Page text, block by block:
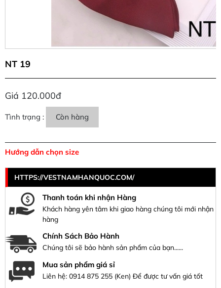
NT 19
Giá 120.000đ
Tình trạng : Còn hàng
Hướng dẫn chọn size
HTTPS://VESTNAMHANQUOC.COM/
Thanh toán khi nhận Hàng
Khách hàng yên tâm khi giao hàng chúng tôi mới nhận
hàng
Chính Sách Bảo Hành
Chúng tôi sẽ bảo hành sản phẩm của bạn......
Mua sản phẩm giá sỉ
Liên hệ: 0914 875 255 (Ken) Để được tư vấn giá tốt